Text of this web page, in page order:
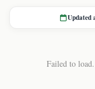
Updated
Failed to load.